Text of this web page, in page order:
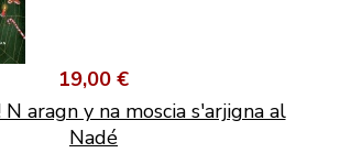
19,00 €
aragn y na moscia s'arjigna al
Nadé